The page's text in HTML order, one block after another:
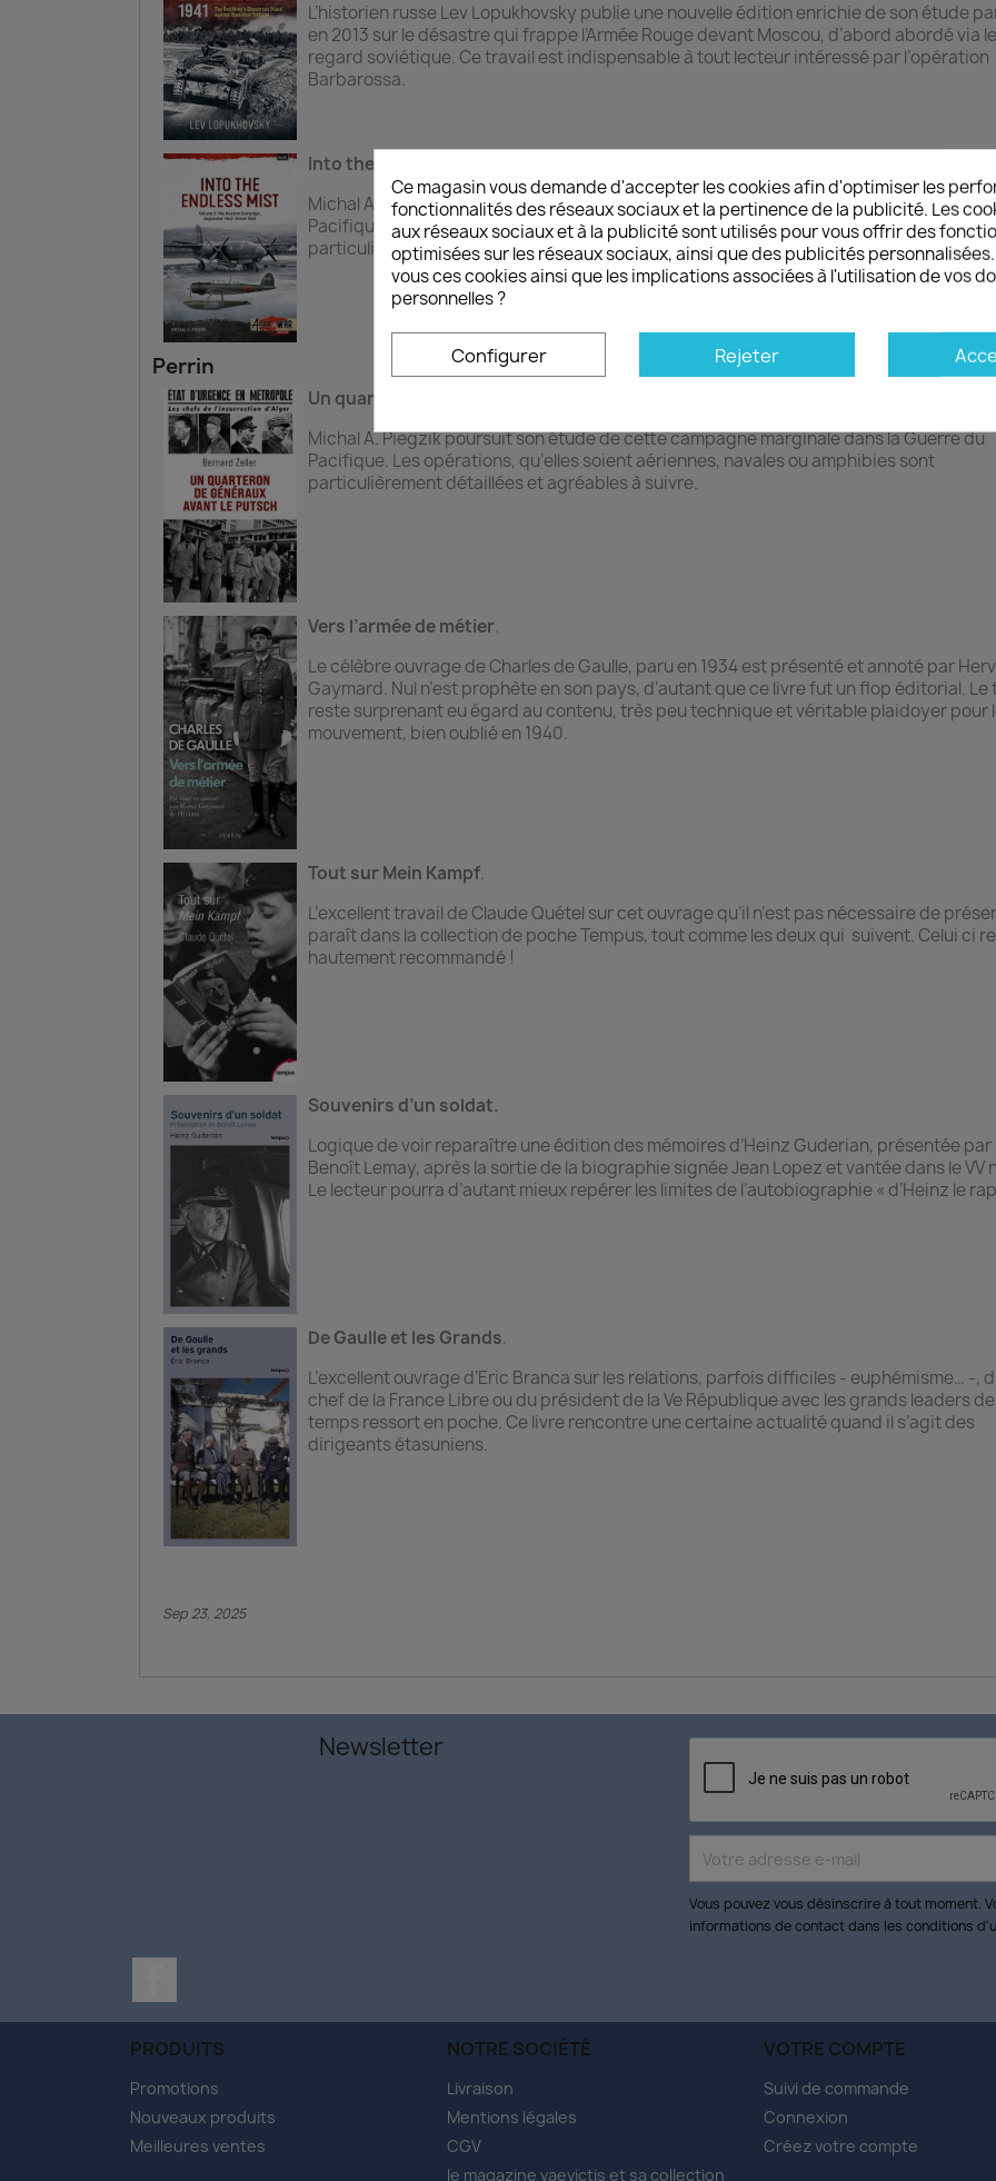
L’historien russe Lev Lopukhovsky publie une nouvelle édition enrichie de son étude
en 2013 sur le désastre qui frappe l’Armée Rouge devant Moscou, d’abord abordé via le
regard soviétique. Ce travail est indispensable à tout lecteur intéressé par l’opération
Barbarossa.
Into the endless Mist
Michal A. Piegzik poursuit son étude de cette campagne marginale dans la Guerre du
Pacifique. Les opérations, qu’elles soient aériennes, navales ou amphibies sont
particulièrement détaillées et agréables à suivre.
Perrin
Un quarteron de généraux avant le putsch
Michal A. Piegzik poursuit son étude de cette campagne marginale dans la Guerre du
Pacifique. Les opérations, qu’elles soient aériennes, navales ou amphibies sont
particulièrement détaillées et agréables à suivre.
Vers l’armée de métier.
Le célèbre ouvrage de Charles de Gaulle, paru en 1934 est présenté et annoté par
Gaymard. Nul n’est prophète en son pays, d’autant que ce livre fut un flop éditorial.
reste surprenant eu égard au contenu, très peu technique et véritable plaidoyer pour
mouvement, bien oublié en 1940.
Tout sur Mein Kampf.
L’excellent travail de Claude Quétel sur cet ouvrage qu’il n’est pas nécessaire de
paraît dans la collection de poche Tempus, tout comme les deux qui suivent. Celui ci
hautement recommandé !
Souvenirs d’un soldat.
Logique de voir reparaître une édition des mémoires d’Heinz Guderian, présentée par
Benoît Lemay, après la sortie de la biographie signée Jean Lopez et vantée dans le VV
Le lecteur pourra d’autant mieux repérer les limites de l’autobiographie « d’Heinz le
De Gaulle et les Grands.
L’excellent ouvrage d’Eric Branca sur les relations, parfois difficiles - euphémisme… -,
chef de la France Libre ou du président de la Ve République avec les grands leaders
temps ressort en poche. Ce livre rencontre une certaine actualité quand il s’agit des
dirigeants étasuniens.
Sep 23, 2025
Newsletter
Vous pouvez vous désinscrire à tout moment.
informations de contact dans les conditions
PRODUITS
Promotions
Nouveaux produits
Meilleures ventes
NOTRE SOCIÉTÉ
Livraison
Mentions légales
CGV
le magazine vaevictis et sa collection
VOTRE COMPTE
Suivi de commande
Connexion
Créez votre compte
Ce magasin vous demande d'accepter les cookies afin d'optimiser les
fonctionnalités des réseaux sociaux et la pertinence de la publicité. Les
aux réseaux sociaux et à la publicité sont utilisés pour vous offrir des
optimisées sur les réseaux sociaux, ainsi que des publicités
vous ces cookies ainsi que les implications associées à l'utilisation de vos
personnelles ?
Configurer Rejeter